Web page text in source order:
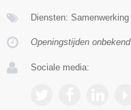
Diensten: Samenwerking
Openingstijden onbekend
Sociale media: